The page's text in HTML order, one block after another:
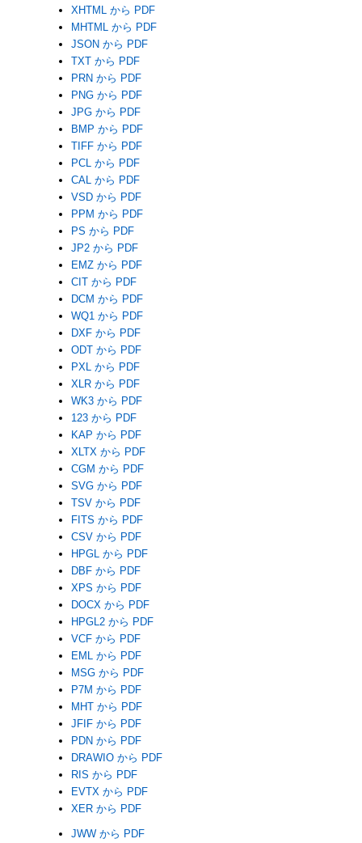
XHTML から PDF
MHTML から PDF
JSON から PDF
TXT から PDF
PRN から PDF
PNG から PDF
JPG から PDF
BMP から PDF
TIFF から PDF
PCL から PDF
CAL から PDF
VSD から PDF
PPM から PDF
PS から PDF
JP2 から PDF
EMZ から PDF
CIT から PDF
DCM から PDF
WQ1 から PDF
DXF から PDF
ODT から PDF
PXL から PDF
XLR から PDF
WK3 から PDF
123 から PDF
KAP から PDF
XLTX から PDF
CGM から PDF
SVG から PDF
TSV から PDF
FITS から PDF
CSV から PDF
HPGL から PDF
DBF から PDF
XPS から PDF
DOCX から PDF
HPGL2 から PDF
VCF から PDF
EML から PDF
MSG から PDF
P7M から PDF
MHT から PDF
JFIF から PDF
PDN から PDF
DRAWIO から PDF
RIS から PDF
EVTX から PDF
XER から PDF
JWW から PDF